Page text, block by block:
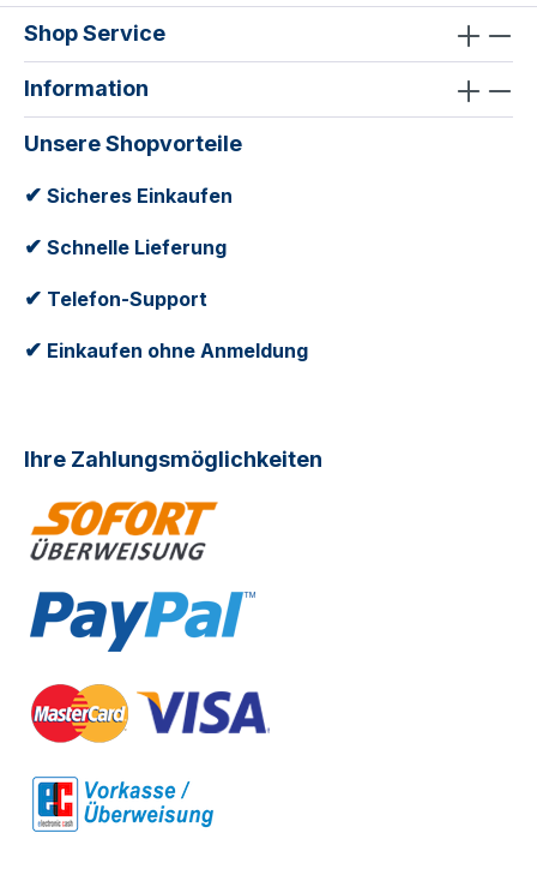
Shop Service
Information
Unsere Shopvorteile
✔ Sicheres Einkaufen
✔ Schnelle Lieferung
✔ Telefon-Support
✔ Einkaufen ohne Anmeldung
Ihre Zahlungsmöglichkeiten